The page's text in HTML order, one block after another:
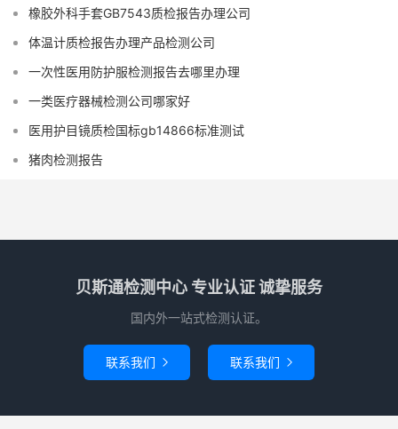
橡胶外科手套GB7543质检报告办理公司
体温计质检报告办理产品检测公司
一次性医用防护服检测报告去哪里办理
一类医疗器械检测公司哪家好
医用护目镜质检国标gb14866标准测试
猪肉检测报告
贝斯通检测中心 专业认证 诚挚服务
国内外一站式检测认证。
联系我们  联系我们 